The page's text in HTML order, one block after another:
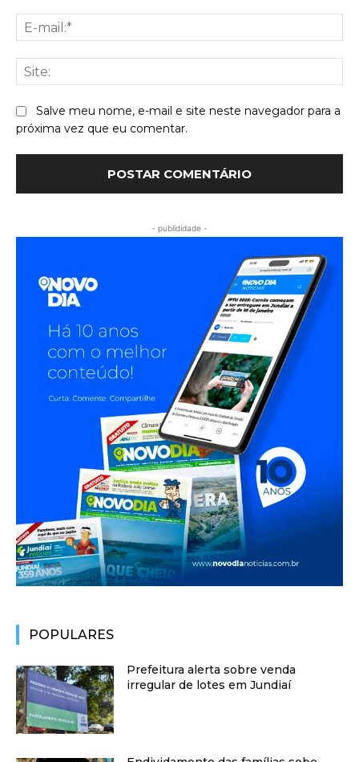
Salve meu nome, e-mail e site neste navegador para a
próxima vez que eu comentar.
- publididade -
POPULARES
Prefeitura alerta sobre venda
irregular de lotes em Jundiaí